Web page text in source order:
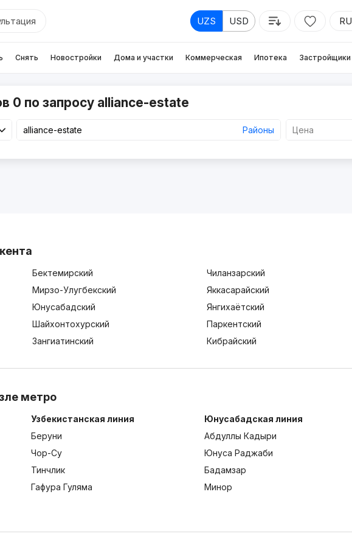
UZS USD RU
Снять Новостройки Дома и участки Коммерческая Ипотека Застройщики
0 по запросу alliance-estate
Районы Цена
Бектемирский
Чиланзарский
Мирзо-Улугбекский
Яккасарайский
Юнусабадский
Янгихаётский
Шайхонтохурский
Паркентский
Зангиатинский Кибрайский
метро
Узбекистанская линия
Беруни
Чор-Су
Тинчлик
Гафура Гуляма
Юнусабадская линия
Абдуллы Кадыри
Юнуса Раджаби
Бадамзар
Минор